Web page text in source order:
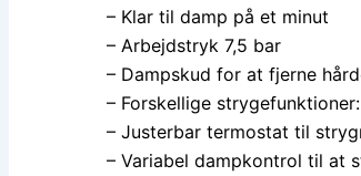
– Klar til damp på et minut
– Arbejdstryk 7,5 bar
– Dampskud for at fjerne
– Forskellige
– Justerbar termostat til
– Variabel dampkontrol til at